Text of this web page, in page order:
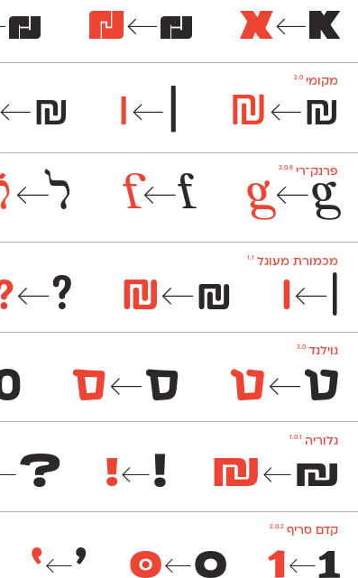
א←א ₪ ₪←₪
מקומי2.0
←₪ |← ₪←₪
פרנק־רי2.0.8
f←f g←g ל←
מכמורת מעוגל 1.1
←? ₪←₪ |←
נוילנד3.0
ט←ט ס←ס
גלוריה 1.0.1
? !←! ₪←₪
קדם סריף2.0.2
0←0 1←1 ׳←׳